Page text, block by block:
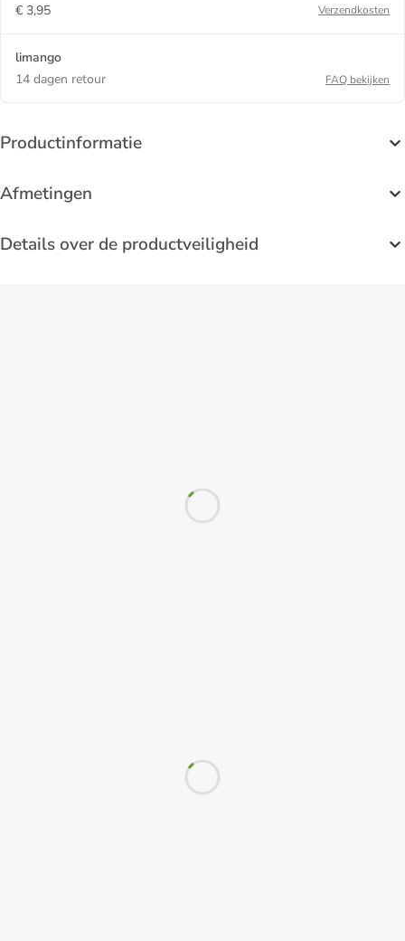
€ 3,95
Verzendkosten
limango
14 dagen retour
FAQ bekijken
Productinformatie
Afmetingen
Details over de productveiligheid